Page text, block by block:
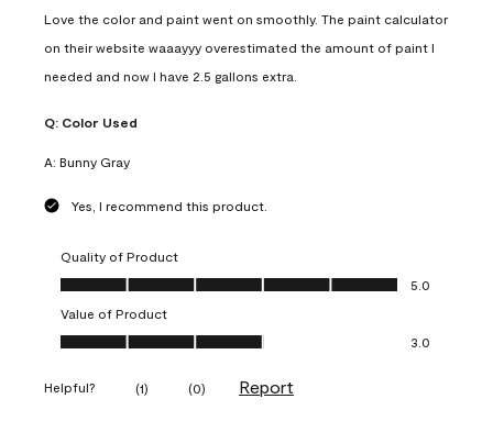
Love the color and paint went on smoothly. The paint calculator
on their website waaayyy overestimated the amount of paint I
needed and now I have 2.5 gallons extra.
Q: Color Used
A: Bunny Gray
Yes, I recommend this product.
Quality of Product
Quality of Product, 5.0 out of 5
5.0
Value of Product
Value of Product, 3.0 out of 5
3.0
Helpful? (1) (0) Report